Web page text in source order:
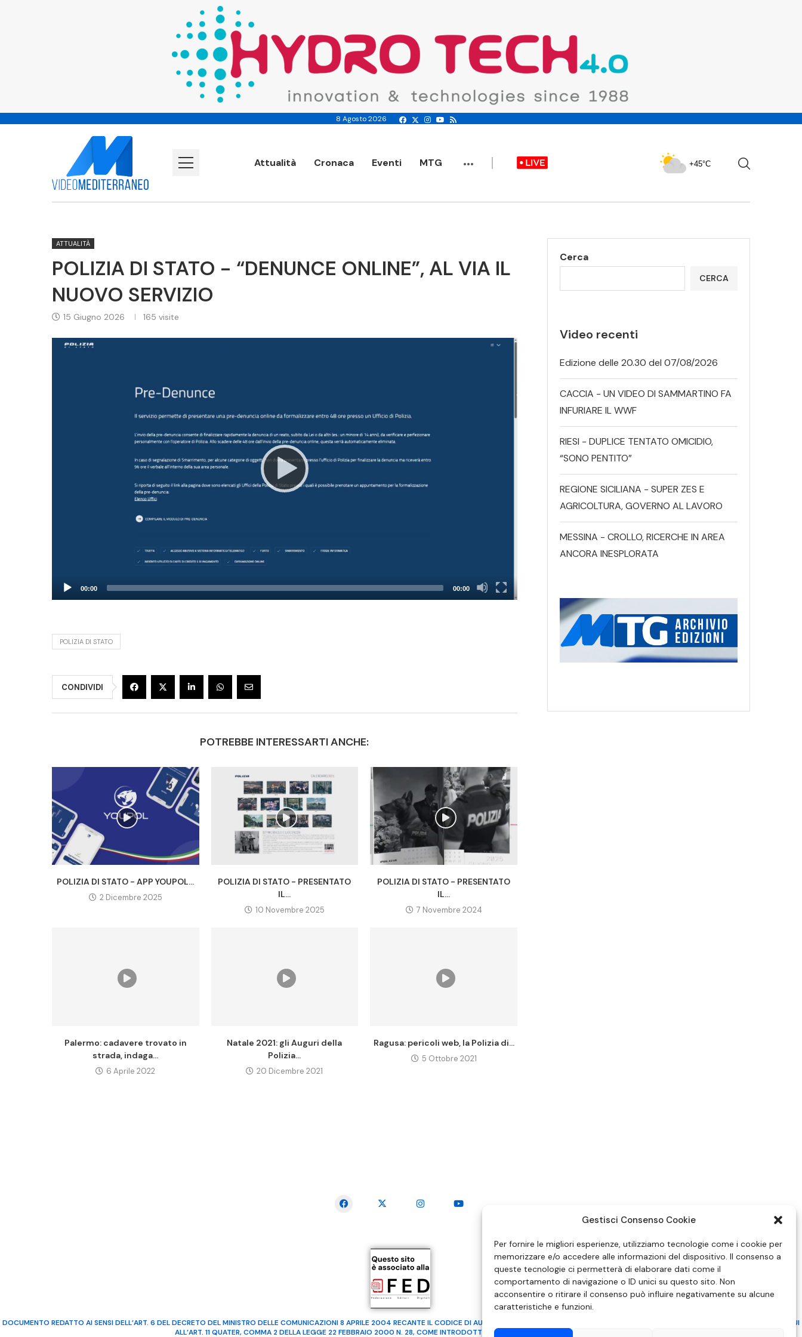
Gestisci Consenso Cookie
Per fornire le migliori esperienze, utilizziamo tecnologie come i cookie per
memorizzare e/o accedere alle informazioni del dispositivo. Il consenso a
queste tecnologie ci permetterà di elaborare dati come il
comportamento di navigazione o ID unici su questo sito. Non
acconsentire o ritirare il consenso può influire negativamente su alcune
caratteristiche e funzioni.
8 Agosto 2026
Attualità Cronaca Eventi MTG ... +45°C
ATTUALITÀ
POLIZIA DI STATO - “DENUNCE ONLINE”, AL VIA IL
NUOVO SERVIZIO
15 Giugno 2026 165 visite
00:00 00:00
POLIZIA DI STATO
CONDIVIDI
POTREBBE INTERESSARTI ANCHE:
POLIZIA DI STATO - APP YOUPOL...
2 Dicembre 2025
POLIZIA DI STATO - PRESENTATO
IL...
10 Novembre 2025
POLIZIA DI STATO - PRESENTATO
IL...
7 Novembre 2024
Palermo: cadavere trovato in
strada, indaga...
6 Aprile 2022
Natale 2021: gli Auguri della
Polizia...
20 Dicembre 2021
Ragusa: pericoli web, la Polizia di...
5 Ottobre 2021
Cerca
CERCA
Video recenti
Edizione delle 20.30 del 07/08/2026
CACCIA - UN VIDEO DI SAMMARTINO FA
INFURIARE IL WWF
RIESI - DUPLICE TENTATO OMICIDIO,
“SONO PENTITO”
REGIONE SICILIANA - SUPER ZES E
AGRICOLTURA, GOVERNO AL LAVORO
MESSINA - CROLLO, RICERCHE IN AREA
ANCORA INESPLORATA
DOCUMENTO REDATTO AI SENSI DELL’ART. 6 DEL DECRETO DEL MINISTRO DELLE COMUNICAZIONI 8 APRILE 2004 RECANTE IL CODICE DI AUTOREGOLAMENTAZIONE IN MATERIA DI ATTUAZIONE DEL PRINCIPIO DEL PLURALISMO, DI CUI
ALL’ART. 11 QUATER, COMMA 2 DELLA LEGGE 22 FEBBRAIO 2000 N. 28, COME INTRODOTTO DALLA LEGGE 6 NOVEMBRE 2003, N. 313